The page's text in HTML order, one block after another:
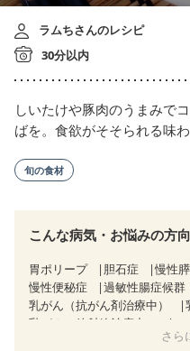
ラムちさんのレシピ
30分以内
しいたけや豚肉のうまみで
ばを。食欲がそそられる味わ
旬の食材
こんな病気・お悩みの方
胃ポリープ 胆石症
慢性
慢性便秘症
過敏性腸症候群
乳がん（抗がん剤治療中）
乳がん（放射線治療中）
乳がん治療を終えた方・経過
さら